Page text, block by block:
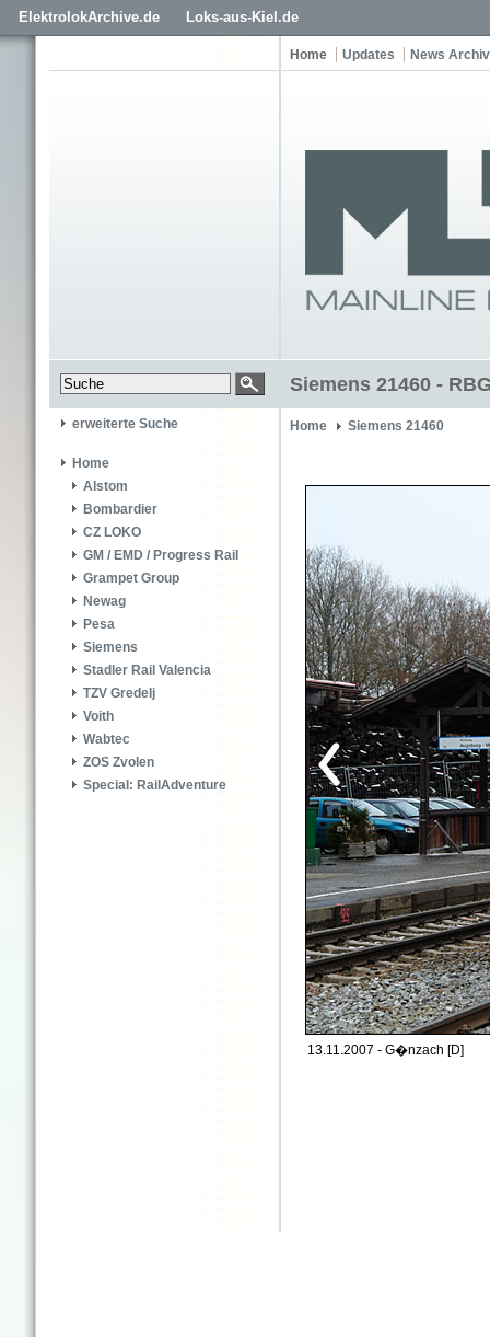
ElektrolokArchive.de Loks-aus-Kiel.de
Home Updates News Archiv
Siemens 21460 -
erweiterte Suche
Home
Alstom
Bombardier
CZ LOKO
GM / EMD / Progress Rail
Grampet Group
Newag
Pesa
Siemens
Stadler Rail Valencia
TZV Gredelj
Voith
Wabtec
ZOS Zvolen
Special: RailAdventure
Home Siemens 21460
13.11.2007 - G�nzach [D]